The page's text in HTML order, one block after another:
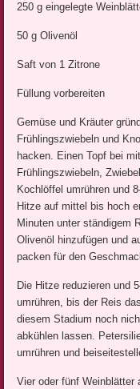
250 g eingelegte
50 g Olivenöl
Saft von 1 Zitrone
Füllung vorbereiten
Gemüse und Kräuter
Frühlingszwiebeln und
hacken. Einen Topf bei
Frühlingszwiebeln,
Kochlöffel umrühren und
Hitze auf mittel bis hoch
Minuten unter ständigem
Olivenöl hinzufügen und
packen für den
Die Hitze reduzieren und
umrühren, bis der Reis
diesem Stadium noch
abkühlen lassen.
umrühren und
Vier oder fünf Weinblätter